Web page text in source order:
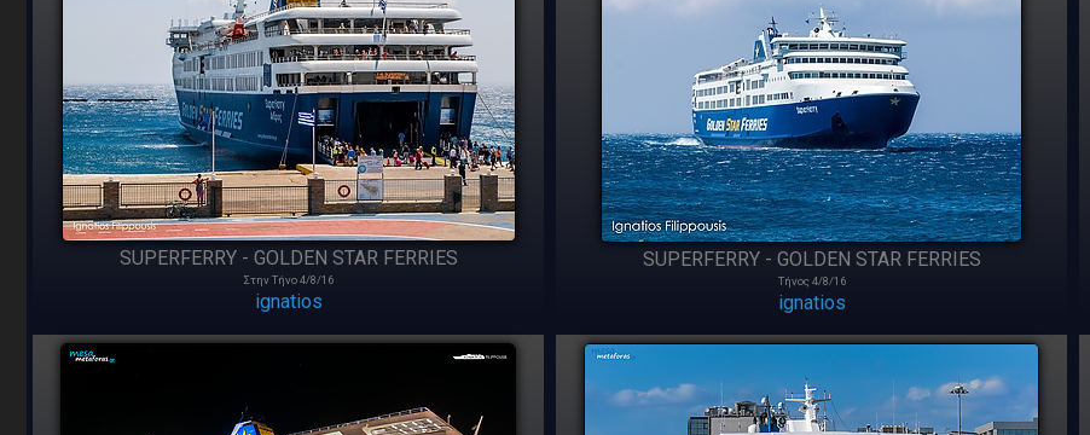
SUPERFERRY - GOLDEN STAR FERRIES
Στην Τήνο 4/8/16
ignatios
SUPERFERRY - GOLDEN STAR FERRIES
Τήνος 4/8/16
ignatios